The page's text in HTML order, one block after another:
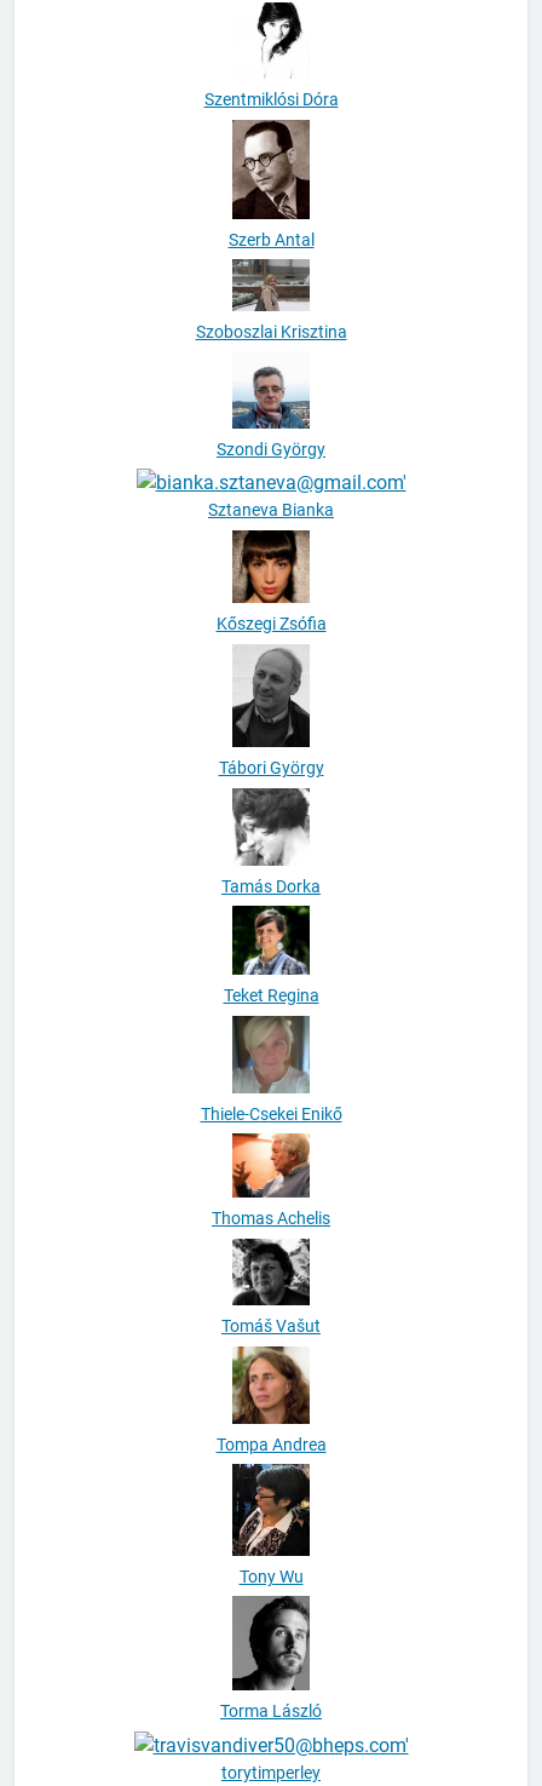
Szentiványi Gábor
Szentmiklósi Dóra
Szerb Antal
Sztaneva Bianka
Kőszegi Zsófia
Tábori György
Tamás Dorka
Teket Regina
Thiele-Csekei Enikő
Thomas Achelis
Tomáš Vašut
Tompa Andrea
Tony Wu